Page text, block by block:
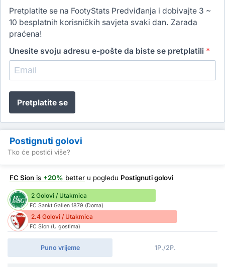
Pretplatite se na FootyStats Predviđanja i dobivajte 3 ~
10 besplatnih korisničkih savjeta svaki dan. Zarada
praćena!
Unesite svoju adresu e-pošte da biste se pretplatili *
Pretplatite se
Postignuti golovi
Tko će postići više?
FC Sion is +20% better u pogledu Postignuti golovi
2 Golovi / Utakmica
FC Sankt Gallen 1879 (Doma)
2.4 Golovi / Utakmica
FC Sion (U gostima)
Puno vrijeme 1P./2P.